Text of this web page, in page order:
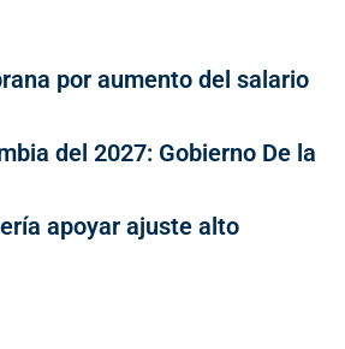
por aumento del salario
del 2027: Gobierno De la
apoyar ajuste alto